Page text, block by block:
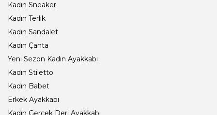
Kadın Sneaker
Kadın Terlik
Kadın Sandalet
Kadın Çanta
Yeni Sezon Kadın Ayakkabı
Kadın Stiletto
Kadın Babet
Erkek Ayakkabı
Kadın Gerçek Deri Ayakkabı